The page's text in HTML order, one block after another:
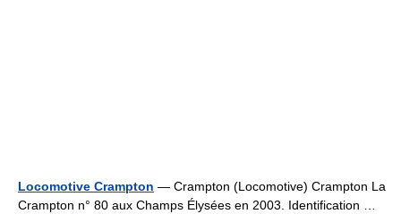
Locomotive Crampton — Crampton (Locomotive) Crampton La
Crampton n° 80 aux Champs Élysées en 2003. Identification …